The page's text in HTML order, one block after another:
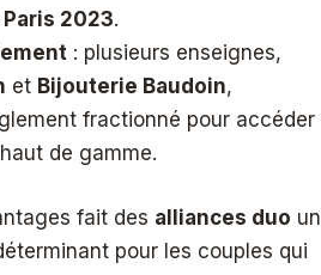
2023.
: plusieurs enseignes,
et Bijouterie Baudoin,
fractionné pour accéder
de gamme.
fait des alliances duo un
pour les couples qui